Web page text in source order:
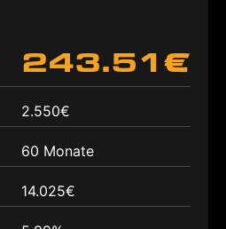
243.51€
2.550€
60 Monate
14.025€